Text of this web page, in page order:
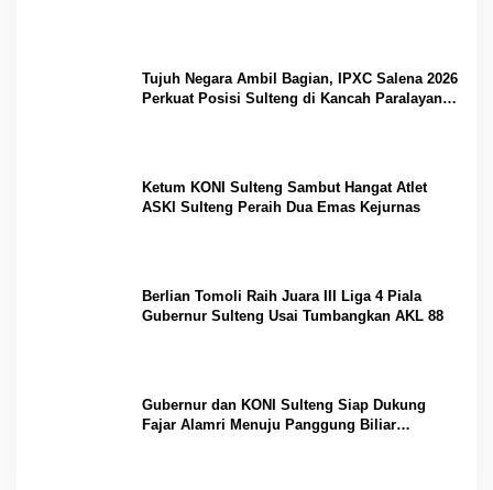
Tujuh Negara Ambil Bagian, IPXC Salena 2026
Perkuat Posisi Sulteng di Kancah Paralayang
Ketum KONI Sulteng Sambut Hangat Atlet
ASKI Sulteng Peraih Dua Emas Kejurnas
Berlian Tomoli Raih Juara III Liga 4 Piala
Gubernur Sulteng Usai Tumbangkan AKL 88
Gubernur dan KONI Sulteng Siap Dukung
Fajar Alamri Menuju Panggung Biliar